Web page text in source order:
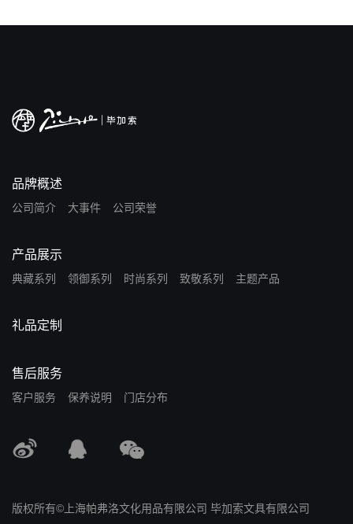
品牌概述
公司简介 大事件 公司荣誉
产品展示
典藏系列 领御系列 时尚系列 致敬系列 主题产品
礼品定制
售后服务
客户服务 保养说明 门店分布
版权所有©上海帕弗洛文化用品有限公司 毕加索文具有限公司